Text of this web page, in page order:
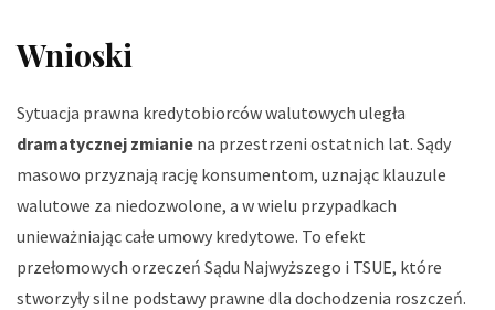
Wnioski
Sytuacja prawna kredytobiorców walutowych uległa
dramatycznej zmianie na przestrzeni ostatnich lat. Sądy
masowo przyznają rację konsumentom, uznając klauzule
walutowe za niedozwolone, a w wielu przypadkach
unieważniając całe umowy kredytowe. To efekt
przełomowych orzeczeń Sądu Najwyższego i TSUE, które
stworzyły silne podstawy prawne dla dochodzenia roszczeń.